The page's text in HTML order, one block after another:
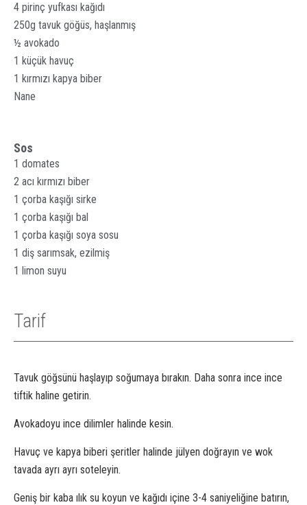
4 pirinç yufkası kağıdı⁠
250g tavuk göğüs, haşlanmış⁠
½ avokado⁠
1 küçük havuç⁠
1 kırmızı kapya biber⁠
Nane⁠
Sos⁠
1 domates⁠
2 acı kırmızı biber⁠
1 çorba kaşığı sirke⁠
1 çorba kaşığı bal⁠
1 çorba kaşığı soya sosu⁠
1 diş sarımsak, ezilmiş⁠
1 limon suyu
Tarif
Tavuk göğsünü haşlayıp soğumaya bırakın. Daha sonra ince ince
tiftik haline getirin.⁠
Avokadoyu ince dilimler halinde kesin.⁠
Havuç ve kapya biberi şeritler halinde jülyen doğrayın ve wok
tavada ayrı ayrı soteleyin.⁠
Geniş bir kaba ılık su koyun ve kağıdı içine 3-4 saniyeliğine batırın,